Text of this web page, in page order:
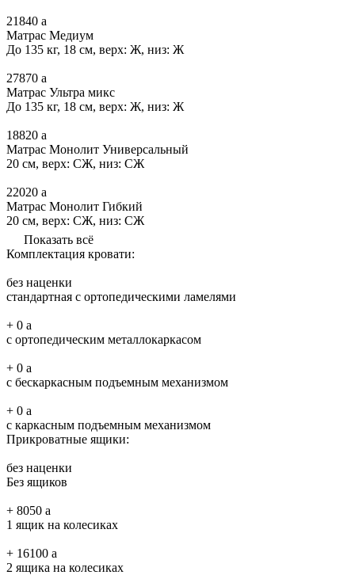
21840 a
Матрас Медиум
До 135 кг, 18 см, верх: Ж, низ: Ж
27870 a
Матрас Ультра микс
До 135 кг, 18 см, верх: Ж, низ: Ж
18820 a
Матрас Монолит Универсальный
20 см, верх: СЖ, низ: СЖ
22020 a
Матрас Монолит Гибкий
20 см, верх: СЖ, низ: СЖ
Показать всё
Комплектация кровати:
без наценки
стандартная с ортопедическими ламелями
+ 0 a
с ортопедическим металлокаркасом
+ 0 a
с бескаркасным подъемным механизмом
+ 0 a
с каркасным подъемным механизмом
Прикроватные ящики:
без наценки
Без ящиков
+ 8050 a
1 ящик на колесиках
+ 16100 a
2 ящика на колесиках